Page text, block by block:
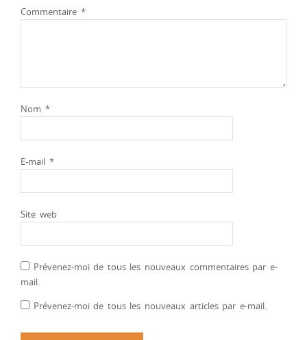
Commentaire *
Nom *
E-mail *
Site web
Prévenez-moi de tous les nouveaux commentaires par e-
mail.
Prévenez-moi de tous les nouveaux articles par e-mail.